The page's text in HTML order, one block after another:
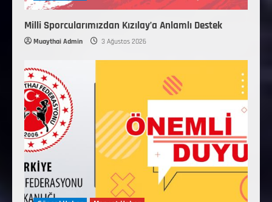
Milli Sporcularımızdan Kızılay’a Anlamlı Destek
Muaythai Admin 3 Ağustos 2026